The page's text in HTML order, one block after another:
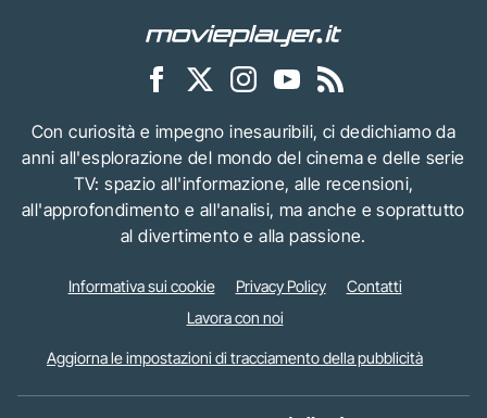
Con curiosità e impegno inesauribili, ci dedichiamo da
anni all'esplorazione del mondo del cinema e delle serie
TV: spazio all'informazione, alle recensioni,
all'approfondimento e all'analisi, ma anche e soprattutto
al divertimento e alla passione.
Informativa sui cookie Privacy Policy
Contatti
Lavora con noi
Aggiorna le impostazioni di tracciamento della pubblicità